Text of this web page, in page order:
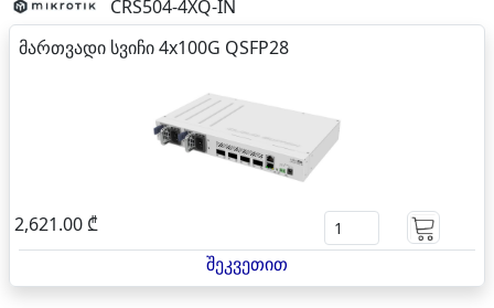
CRS504-4XQ-IN
მართვადი სვიჩი 4x100G QSFP28
2,621.00 ₾
შეკვეთით